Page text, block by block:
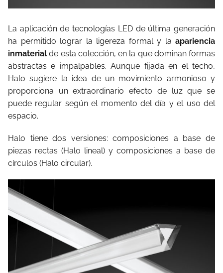
La aplicación de tecnologías LED de última generación
ha permitido lograr la ligereza formal y la apariencia
inmaterialde esta colección, en la que dominan formas
abstractas e impalpables. Aunque fijada en el techo,
Halo sugiere la idea de un movimiento armonioso y
proporciona un extraordinario efecto de luz que se
puede regular según el momento del día y el uso del
espacio.
Halo tiene dos versiones: composiciones a base de
piezas rectas (Halo lineal) y composiciones a base de
círculos (Halo circular).